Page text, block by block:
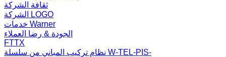
ثقافة الشركة
الشركة LOGO
خدمات Warner
الجودة & رضا العملاء
FTTX
نظام تركيب المباني من سلسلة W-TEL-PIS-